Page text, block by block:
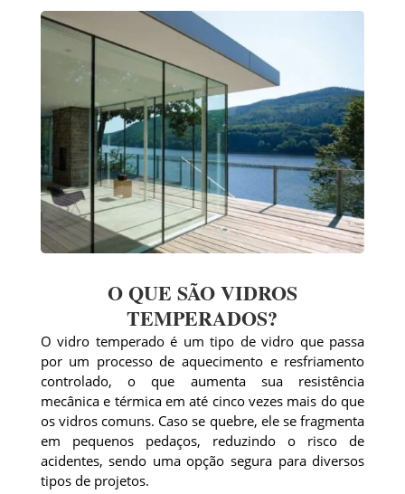
O QUE SÃO VIDROS
TEMPERADOS?
O vidro temperado é um tipo de vidro que passa
por um processo de aquecimento e resfriamento
controlado, o que aumenta sua resistência
mecânica e térmica em até cinco vezes mais do que
os vidros comuns. Caso se quebre, ele se fragmenta
em pequenos pedaços, reduzindo o risco de
acidentes, sendo uma opção segura para diversos
tipos de projetos.